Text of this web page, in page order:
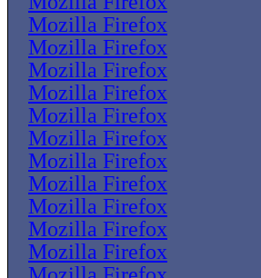
Mozilla Firefox
Mozilla Firefox
Mozilla Firefox
Mozilla Firefox
Mozilla Firefox
Mozilla Firefox
Mozilla Firefox
Mozilla Firefox
Mozilla Firefox
Mozilla Firefox
Mozilla Firefox